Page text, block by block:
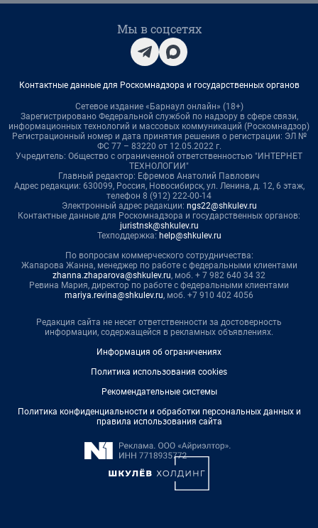
Мы в соцсетях
Контактные данные для Роскомнадзора и государственных органов
Сетевое издание «Барнаул онлайн» (18+)
Зарегистрировано Федеральной службой по надзору в сфере связи,
информационных технологий и массовых коммуникаций (Роскомнадзор)
Регистрационный номер и дата принятия решения о регистрации: ЭЛ №
ФС 77 – 83220 от 12.05.2022 г.
Учредитель: Общество с ограниченной ответственностью "ИНТЕРНЕТ
ТЕХНОЛОГИИ"
Главный редактор: Ефремов Анатолий Павлович
Адрес редакции: 630099, Россия, Новосибирск, ул. Ленина, д. 12, 6 этаж,
телефон 8 (912) 222-00-14
Электронный адрес редакции: ngs22@shkulev.ru
Контактные данные для Роскомнадзора и государственных органов:
juristnsk@shkulev.ru
Техподдержка: help@shkulev.ru
По вопросам коммерческого сотрудничества:
Жапарова Жанна, менеджер по работе с федеральными клиентами
zhanna.zhaparova@shkulev.ru, моб. + 7 982 640 34 32
Ревина Мария, директор по работе с федеральными клиентами
mariya.revina@shkulev.ru, моб. +7 910 402 4056
Редакция сайта не несет ответственности за достоверность
информации, содержащейся в рекламных объявлениях.
Информация об ограничениях
Политика использования cookies
Рекомендательные системы
Политика конфиденциальности и обработки персональных данных и
правила использования сайта